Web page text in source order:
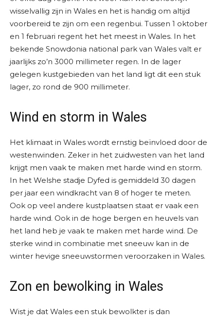
wisselvallig zijn in Wales en het is handig om altijd
voorbereid te zijn om een regenbui. Tussen 1 oktober
en 1 februari regent het het meest in Wales. In het
bekende Snowdonia national park van Wales valt er
jaarlijks zo’n 3000 millimeter regen. In de lager
gelegen kustgebieden van het land ligt dit een stuk
lager, zo rond de 900 millimeter.
Wind en storm in Wales
Het klimaat in Wales wordt ernstig beïnvloed door de
westenwinden. Zeker in het zuidwesten van het land
krijgt men vaak te maken met harde wind en storm.
In het Welshe stadje Dyfed is gemiddeld 30 dagen
per jaar een windkracht van 8 of hoger te meten.
Ook op veel andere kustplaatsen staat er vaak een
harde wind. Ook in de hoge bergen en heuvels van
het land heb je vaak te maken met harde wind. De
sterke wind in combinatie met sneeuw kan in de
winter hevige sneeuwstormen veroorzaken in Wales.
Zon en bewolking in Wales
Wist je dat Wales een stuk bewolkter is dan